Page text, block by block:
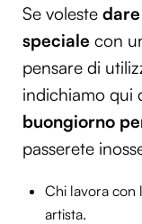
Se voleste
speciale con
pensare di
indichiamo qui
buongiorno
passerete
Chi lavora con
artista.